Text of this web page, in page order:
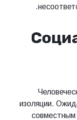
изоляции.